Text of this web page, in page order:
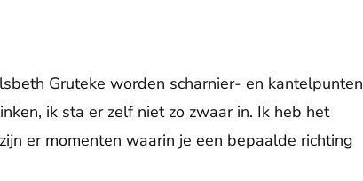
Gruteke worden scharnier- en kantelpunten
ik sta er zelf niet zo zwaar in. Ik heb het
er momenten waarin je een bepaalde richting